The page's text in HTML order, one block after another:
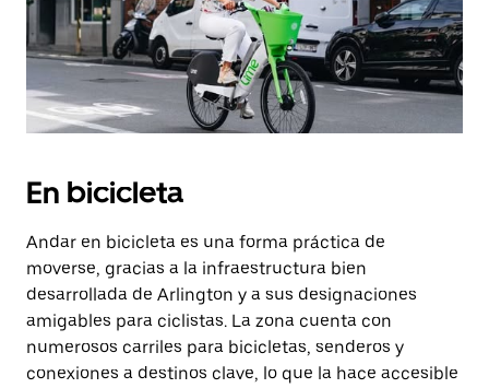
En bicicleta
Andar en bicicleta es una forma práctica de
moverse, gracias a la infraestructura bien
desarrollada de Arlington y a sus designaciones
amigables para ciclistas. La zona cuenta con
numerosos carriles para bicicletas, senderos y
conexiones a destinos clave, lo que la hace accesible